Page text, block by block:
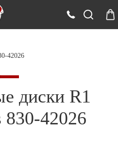
42026
диски R1
830-42026